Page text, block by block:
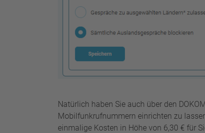
Natürlich haben Sie auch über den
Mobilfunkrufnummern einrichten zu
einmalige Kosten in Höhe von 6,30 € für